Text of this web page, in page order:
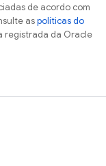
de acordo com
aspolíticas do
registrada da Oracle